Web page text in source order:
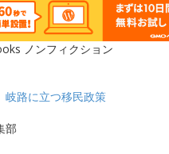
ノンフィクション
路に立つ移民政策
部